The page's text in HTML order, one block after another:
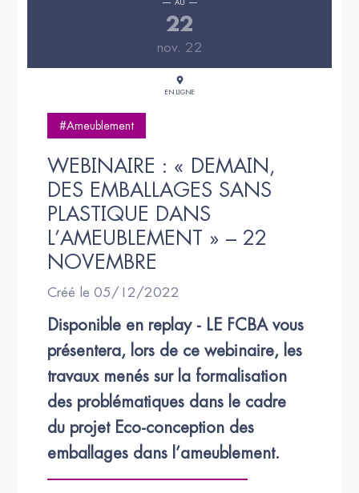
AU
22
nov. 22
EN LIGNE
#Ameublement
WEBINAIRE : « DEMAIN,
DES EMBALLAGES SANS
PLASTIQUE DANS
L’AMEUBLEMENT » – 22
NOVEMBRE
Créé le 05/12/2022
Disponible en replay - LE FCBA vous
présentera, lors de ce webinaire, les
travaux menés sur la formalisation
des problématiques dans le cadre
du projet Eco-conception des
emballages dans l’ameublement.